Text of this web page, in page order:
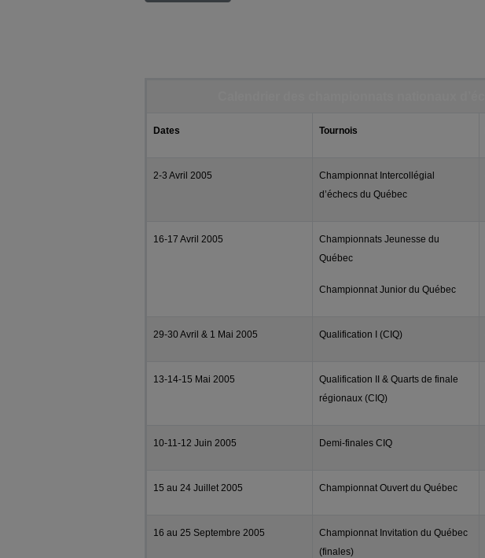
Dates Tournois
2-3 Avril 2005
Championnat Intercollégial
d’échecs du Québec
16-17 Avril 2005
Championnats Jeunesse du
Québec
Championnat Junior du Québec
29-30 Avril & 1 Mai 2005 Qualification I (CIQ)
13-14-15 Mai 2005
Qualification II & Quarts de finale
régionaux (CIQ)
10-11-12 Juin 2005 Demi-finales CIQ
15 au 24 Juillet 2005 Championnat Ouvert du Québec
16 au 25 Septembre 2005
Championnat Invitation du Québec
(finales)